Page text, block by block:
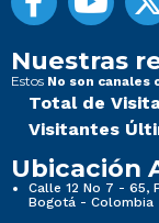
Nuestras
Estos No son canales
Total de
Visitantes
Ubicación
Calle 12 No 7 - 65,
Bogotá - Colombia